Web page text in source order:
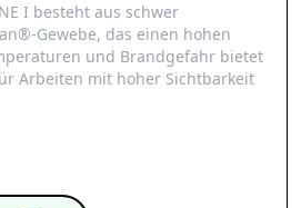
I besteht aus schwer
Gewebe, das einen hohen
und Brandgefahr bietet
Arbeiten mit hoher Sichtbarkeit